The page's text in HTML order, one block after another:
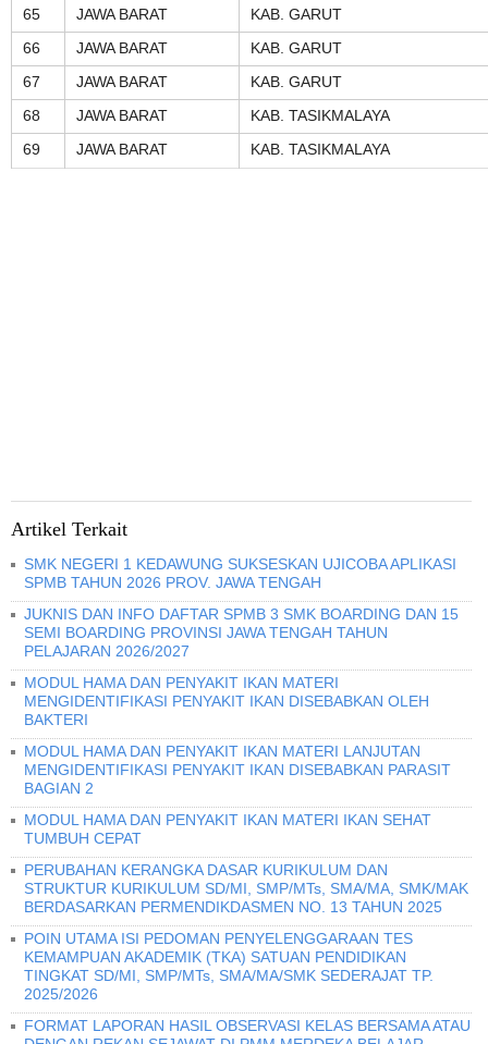
65
JAWA BARAT
KAB. GARUT
66
JAWA BARAT
KAB. GARUT
67
JAWA BARAT
KAB. GARUT
68
JAWA BARAT
KAB. TASIKMALAYA
69
JAWA BARAT KAB. TASIKMALAYA
Artikel Terkait
SMK NEGERI 1 KEDAWUNG SUKSESKAN UJICOBA APLIKASI
SPMB TAHUN 2026 PROV. JAWA TENGAH
JUKNIS DAN INFO DAFTAR SPMB 3 SMK BOARDING DAN 15
SEMI BOARDING PROVINSI JAWA TENGAH TAHUN
PELAJARAN 2026/2027
MODUL HAMA DAN PENYAKIT IKAN MATERI
MENGIDENTIFIKASI PENYAKIT IKAN DISEBABKAN OLEH
BAKTERI
MODUL HAMA DAN PENYAKIT IKAN MATERI LANJUTAN
MENGIDENTIFIKASI PENYAKIT IKAN DISEBABKAN PARASIT
BAGIAN 2
MODUL HAMA DAN PENYAKIT IKAN MATERI IKAN SEHAT
TUMBUH CEPAT
PERUBAHAN KERANGKA DASAR KURIKULUM DAN
STRUKTUR KURIKULUM SD/MI, SMP/MTs, SMA/MA, SMK/MAK
BERDASARKAN PERMENDIKDASMEN NO. 13 TAHUN 2025
POIN UTAMA ISI PEDOMAN PENYELENGGARAAN TES
KEMAMPUAN AKADEMIK (TKA) SATUAN PENDIDIKAN
TINGKAT SD/MI, SMP/MTs, SMA/MA/SMK SEDERAJAT TP.
2025/2026
FORMAT LAPORAN HASIL OBSERVASI KELAS BERSAMA ATAU